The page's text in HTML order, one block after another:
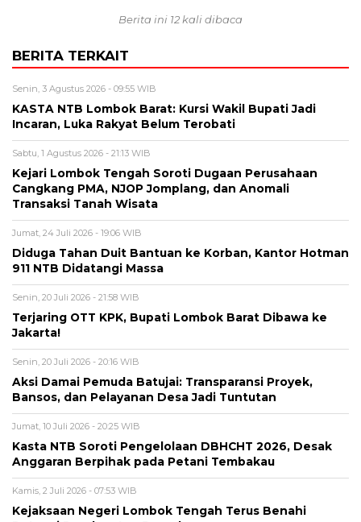
Berita ini 12 kali dibaca
BERITA TERKAIT
Senin, 3 Agustus 2026 - 09:55 WIB
KASTA NTB Lombok Barat: Kursi Wakil Bupati Jadi
Incaran, Luka Rakyat Belum Terobati
Sabtu, 1 Agustus 2026 - 21:13 WIB
Kejari Lombok Tengah Soroti Dugaan Perusahaan
Cangkang PMA, NJOP Jomplang, dan Anomali
Transaksi Tanah Wisata
Jumat, 24 Juli 2026 - 19:06 WIB
Diduga Tahan Duit Bantuan ke Korban, Kantor Hotman
911 NTB Didatangi Massa
Senin, 20 Juli 2026 - 21:58 WIB
Terjaring OTT KPK, Bupati Lombok Barat Dibawa ke
Jakarta!
Senin, 20 Juli 2026 - 20:16 WIB
Aksi Damai Pemuda Batujai: Transparansi Proyek,
Bansos, dan Pelayanan Desa Jadi Tuntutan
Jumat, 10 Juli 2026 - 20:25 WIB
Kasta NTB Soroti Pengelolaan DBHCHT 2026, Desak
Anggaran Berpihak pada Petani Tembakau
Kamis, 2 Juli 2026 - 07:53 WIB
Kejaksaan Negeri Lombok Tengah Terus Benahi